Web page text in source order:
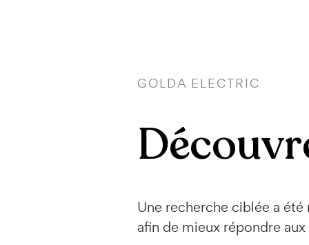
GOLDA ELECTRIC
Une recherche ciblée a
afin de mieux répondre